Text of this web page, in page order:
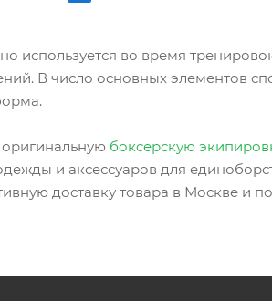
используется во время
В число основных элементов
боксерскую
и аксессуаров для
доставку товара в Москве и